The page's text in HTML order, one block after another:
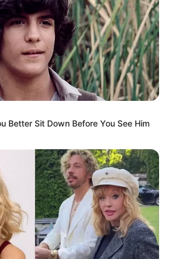
id="2"]
ПОДІЇ
в
– аналітика
підтверджує
Better Sit Down Before You See Him